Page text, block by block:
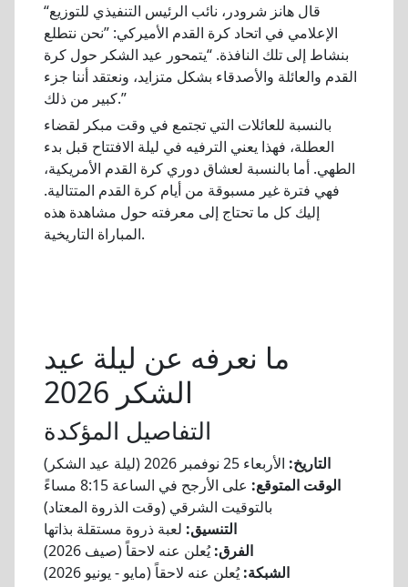
“قال هانز شرودر، نائب الرئيس التنفيذي للتوزيع
الإعلامي في اتحاد كرة القدم الأميركي: ”نحن نتطلع
بنشاط إلى تلك النافذة. “يتمحور عيد الشكر حول كرة
القدم والعائلة والأصدقاء بشكل متزايد، ونعتقد أننا جزء
كبير من ذلك.”
بالنسبة للعائلات التي تجتمع في وقت مبكر لقضاء
العطلة، فهذا يعني الترفيه في ليلة الافتتاح قبل بدء
الطهي. أما بالنسبة لعشاق دوري كرة القدم الأمريكية،
فهي فترة غير مسبوقة من أيام كرة القدم المتتالية.
إليك كل ما تحتاج إلى معرفته حول مشاهدة هذه
المباراة التاريخية.
ما نعرفه عن ليلة عيد
الشكر 2026
التفاصيل المؤكدة
التاريخ: الأربعاء 25 نوفمبر 2026 (ليلة عيد الشكر)
الوقت المتوقع:
على الأرجح في الساعة 8:15 مساءً
بالتوقيت الشرقي (وقت الذروة المعتاد)
التنسيق: لعبة ذروة مستقلة بذاتها
الفرق:يُعلن عنه لاحقاً (صيف 2026)
الشبكة:يُعلن عنه لاحقاً (مايو - يونيو 2026)